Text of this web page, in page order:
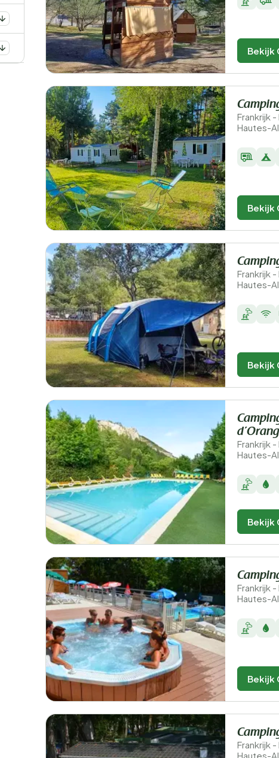
Bekijk
Frankrijk
Hautes-
Bekijk
Frankrijk
Hautes-
Bekijk
Frankrijk
Hautes-
Bekijk
Frankrijk
Hautes-
Bekijk
Frankrijk
Hautes-